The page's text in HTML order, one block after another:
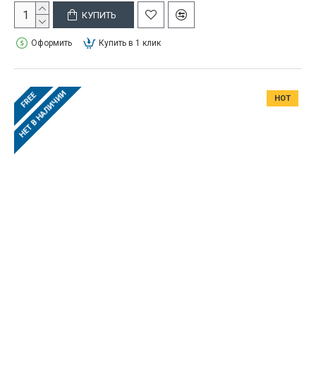
КУПИТЬ
Оформить Купить в 1 клик
HOT
FREE
НЕТ В НАЛИЧИИ